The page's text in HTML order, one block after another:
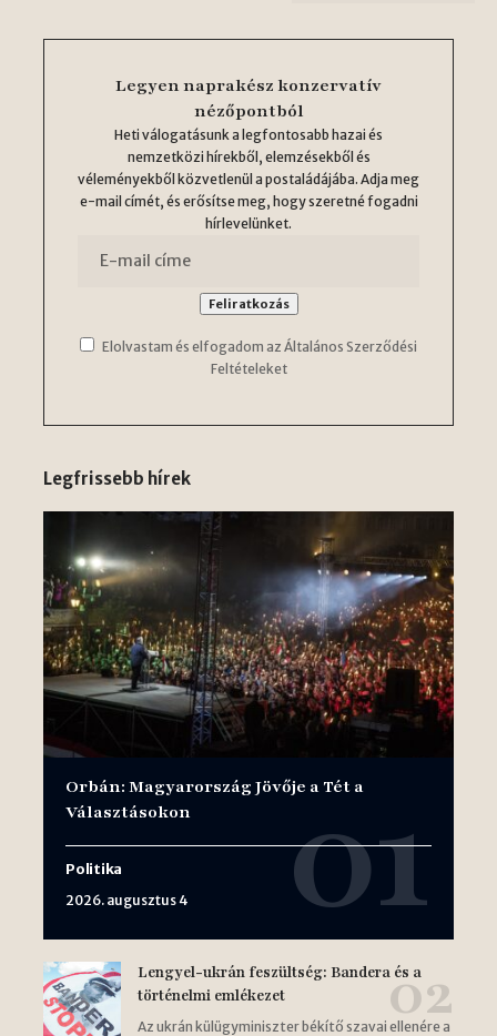
Legyen naprakész konzervatív
nézőpontból
Heti válogatásunk a legfontosabb hazai és
nemzetközi hírekből, elemzésekből és
véleményekből közvetlenül a postaládájába. Adja meg
e-mail címét, és erősítse meg, hogy szeretné fogadni
hírlevelünket.
Elolvastam és elfogadom az Általános Szerződési
Feltételeket
Legfrissebb hírek
Orbán: Magyarország Jövője a Tét a
Választásokon
Politika
2026. augusztus 4
Lengyel-ukrán feszültség: Bandera és a
történelmi emlékezet
Az ukrán külügyminiszter békítő szavai ellenére a